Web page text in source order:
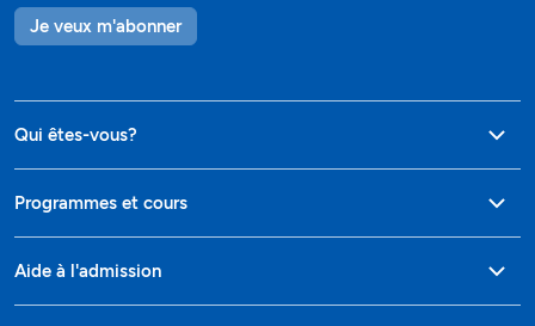
Je veux m'abonner
Qui êtes-vous?
Programmes et cours
Aide à l'admission